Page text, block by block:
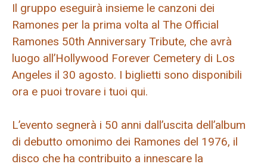
Il gruppo eseguirà insieme le canzoni dei
Ramones per la prima volta al The Official
Ramones 50th Anniversary Tribute, che avrà
luogo all’Hollywood Forever Cemetery di Los
Angeles il 30 agosto. I biglietti sono disponibili
ora e puoi trovare i tuoi qui.
L’evento segnerà i 50 anni dall’uscita dell’album
di debutto omonimo dei Ramones del 1976, il
disco che ha contribuito a innescare la